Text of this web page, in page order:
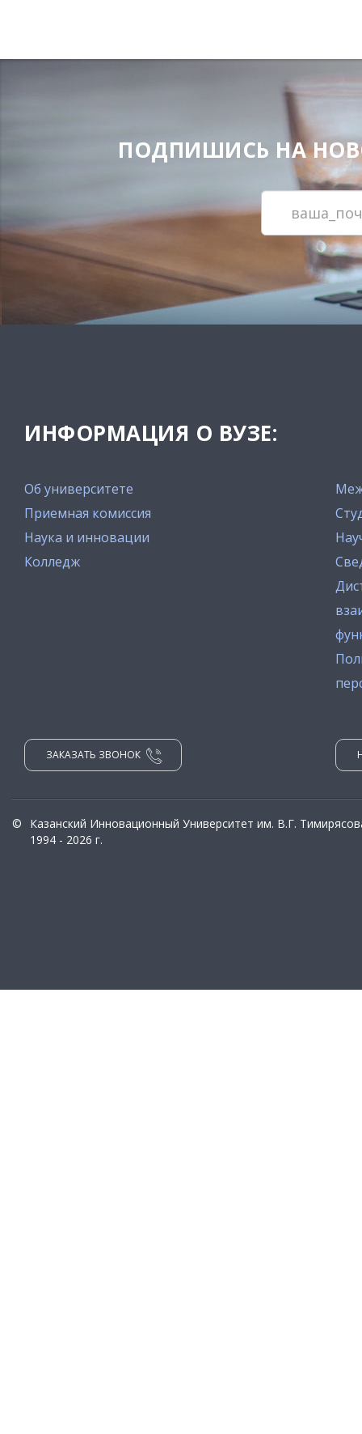
ПОДПИШИСЬ НА
ИНФОРМАЦИЯ О ВУЗЕ:
Об университете
Приемная комиссия
Наука и инновации
Колледж
ЗАКАЗАТЬ ЗВОНОК
©
Казанский Инновационный Университет им. В.Г.
1994 - 2026 г.